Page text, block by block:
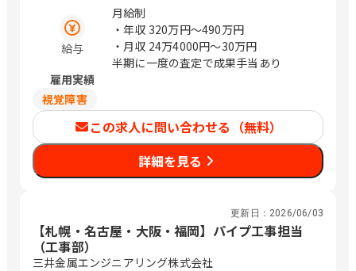
給与
月給制
・年収 320万円〜490万円
・月収 24万4000円〜30万円
半期に一度の査定で成果手当あり
雇用実績
視覚障害
この求人に問い合わせる（無料）
詳細を見る
更新日： 2026/06/03
【札幌・名古屋・大阪・福岡】パイプ工事担当
（工事部）
三井金属エンジニアリング株式会社